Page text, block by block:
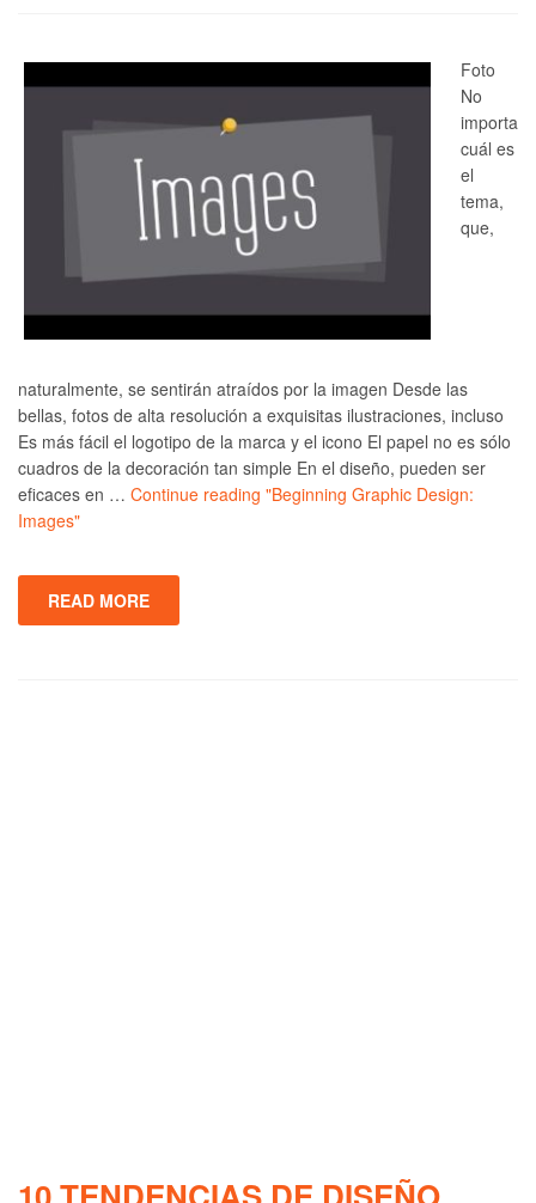
Foto
No
importa
cuál es
el
tema,
que,
naturalmente, se sentirán atraídos por la imagen Desde las
bellas, fotos de alta resolución a exquisitas ilustraciones, incluso
Es más fácil el logotipo de la marca y el icono El papel no es sólo
cuadros de la decoración tan simple En el diseño, pueden ser
eficaces en … Continue reading "Beginning Graphic Design:
Images"
READ MORE